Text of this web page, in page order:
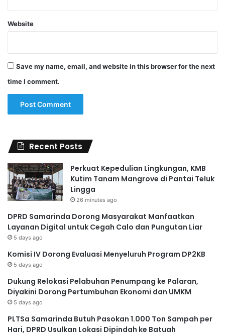
Website
Save my name, email, and website in this browser for the next
time I comment.
Recent Posts
Perkuat Kepedulian Lingkungan, KMB
Kutim Tanam Mangrove di Pantai Teluk
Lingga
26 minutes ago
DPRD Samarinda Dorong Masyarakat Manfaatkan
Layanan Digital untuk Cegah Calo dan Pungutan Liar
5 days ago
Komisi IV Dorong Evaluasi Menyeluruh Program DP2KB
5 days ago
Dukung Relokasi Pelabuhan Penumpang ke Palaran,
Diyakini Dorong Pertumbuhan Ekonomi dan UMKM
5 days ago
PLTSa Samarinda Butuh Pasokan 1.000 Ton Sampah per
Hari, DPRD Usulkan Lokasi Dipindah ke Batuah